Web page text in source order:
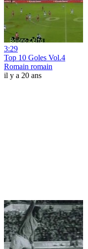
3:29
Top 10 Goles Vol.4
Romain romain
il y a 20 ans